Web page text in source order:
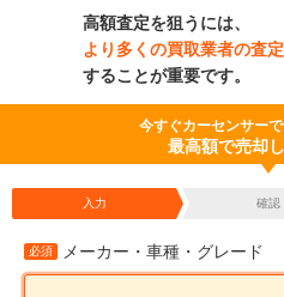
高額査定を狙うには、
より多くの買取業者の査
することが重要です。
今すぐカーセンサー
最高額で売却
入力 確認
必須 メーカー・車種・グレード